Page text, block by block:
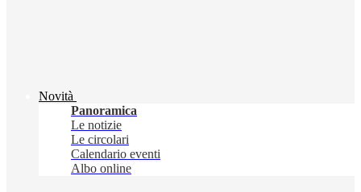
Novità
Panoramica
Le notizie
Le circolari
Calendario eventi
Albo online